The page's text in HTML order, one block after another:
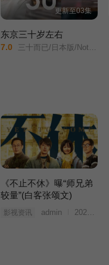
更新至03集
东京三十岁左右
7.0 三十而已/日本版/Nothing But Thirty/30女の思うこと/トウキョウミドルサーティー三十五岁在东京/
《不止不休》曝“师兄弟
较量”(白客张颂文)
影视资讯 admin 2023年03月25日